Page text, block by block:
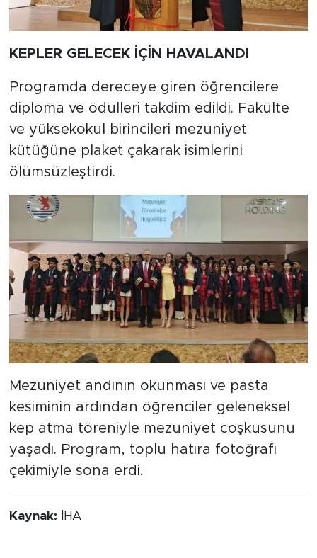
KEPLER GELECEK İÇİN HAVALANDI
Programda dereceye giren öğrencilere
diploma ve ödülleri takdim edildi. Fakülte
ve yüksekokul birincileri mezuniyet
kütüğüne plaket çakarak isimlerini
ölümsüzleştirdi.
Mezuniyet andının okunması ve pasta
kesiminin ardından öğrenciler geleneksel
kep atma töreniyle mezuniyet coşkusunu
yaşadı. Program, toplu hatıra fotoğrafı
çekimiyle sona erdi.
Kaynak: İHA